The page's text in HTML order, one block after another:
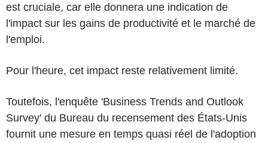
est cruciale, car elle donnera une indication de
l'impact sur les gains de productivité et le marché de
l'emploi.
Pour l'heure, cet impact reste relativement limité.
Toutefois, l'enquête 'Business Trends and Outlook
Survey' du Bureau du recensement des États-Unis
fournit une mesure en temps quasi réel de l'adoption